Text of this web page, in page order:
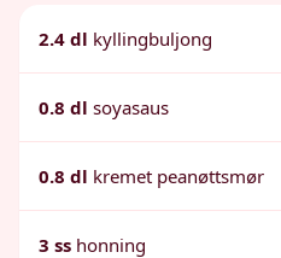
2.4 dl kyllingbuljong
0.8 dl soyasaus
0.8 dl kremet peanøttsmør
3 ss honning